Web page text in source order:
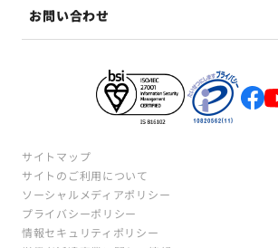
お問い合わせ
サイトマップ
サイトのご利用について
ソーシャルメディアポリシー
プライバシーポリシー
情報セキュリティポリシー